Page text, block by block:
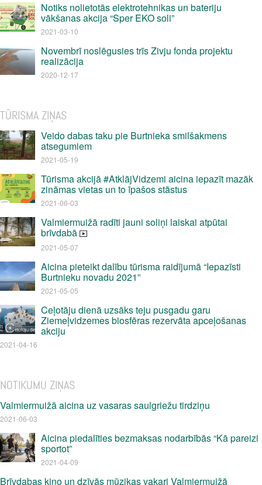
Notiks nolietotās elektrotehnikas un bateriju
vākšanas akcija “Sper EKO soli”
2021-03-10
Novembrī noslēgusies trīs Zivju fonda projektu
realizācija
2020-12-17
TŪRISMA ZIŅAS
Veido dabas taku pie Burtnieka smilšakmens
atsegumiem
2021-05-19
Tūrisma akcijā #AtklājVidzemi aicina iepazīt mazāk
zināmas vietas un to īpašos stāstus
2021-06-03
Valmiermuižā radīti jauni soliņi laiskai atpūtai
brīvdabā
2021-05-07
Aicina pieteikt dalību tūrisma raidījumā “Iepazīsti
Burtnieku novadu 2021”
2021-05-05
Ceļotāju dienā uzsāks teju pusgadu garu
Ziemeļvidzemes biosfēras rezervāta apceļošanas
akciju
2021-04-16
NOTIKUMU ZIŅAS
Valmiermuižā aicina uz vasaras saulgriežu tirdziņu
2021-06-03
Aicina piedalīties bezmaksas nodarbībās “Kā pareizi
sportot”
2021-04-09
Brīvdabas kino un dzīvās mūzikas vakari Valmiermuižā